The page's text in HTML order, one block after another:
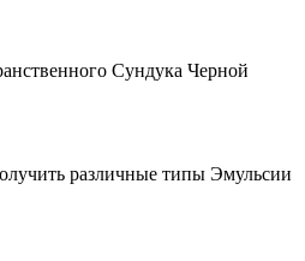
Сундука Черной
различные типы Эмульсии